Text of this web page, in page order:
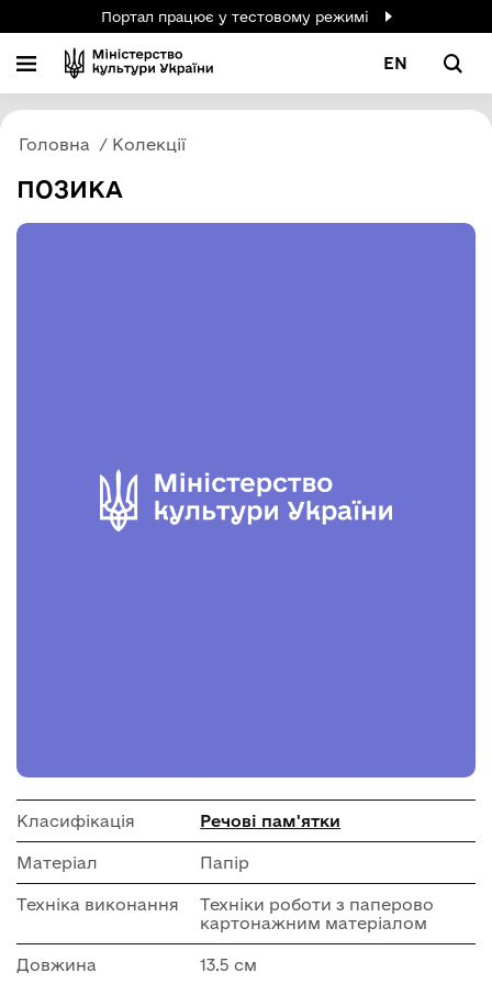
Портал працює у тестовому режимі
EN
Головна Колекції
ПОЗИКА
Класифікація Речові пам'ятки
Матеріал Папір
Техніка виконання
Техніки роботи з паперово
картонажним матеріалом
Довжина 13.5 см